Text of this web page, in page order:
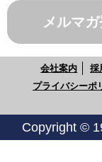
メルマ
会社案内 採
プライバシーポ
Copyright ©